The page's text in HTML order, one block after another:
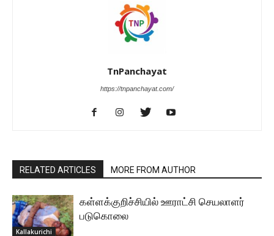
TnPanchayat
https://tnpanchayat.com/
RELATED ARTICLES MORE FROM AUTHOR
Kallakurichi
கள்ளக்குறிச்சியில் ஊராட்சி செயலாளர்
படுகொலை